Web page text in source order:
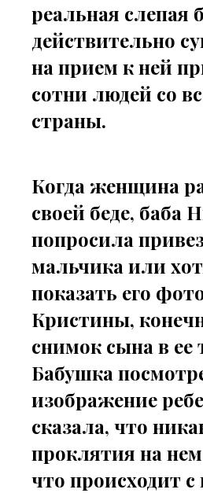
реальная слепая
действительно
на прием к ней
сотни людей со
страны.
Когда женщина
своей беде, баба
попросила
мальчика или
показать его
Кристины,
снимок сына в ее
Бабушка
изображение
сказала, что
проклятия на нем
что происходит